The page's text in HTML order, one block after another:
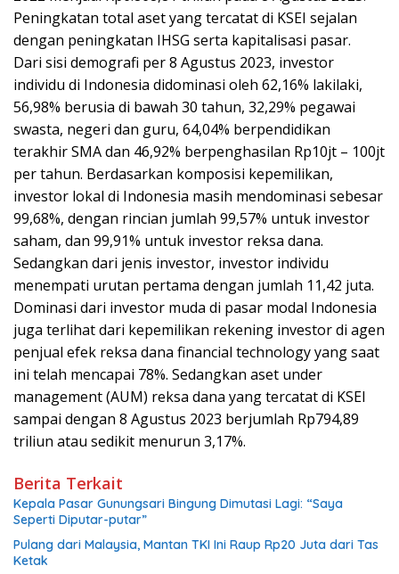
Peningkatan total aset yang tercatat di KSEI sejalan
dengan peningkatan IHSG serta kapitalisasi pasar.
Dari sisi demografi per 8 Agustus 2023, investor
individu di Indonesia didominasi oleh 62,16% lakilaki,
56,98% berusia di bawah 30 tahun, 32,29% pegawai
swasta, negeri dan guru, 64,04% berpendidikan
terakhir SMA dan 46,92% berpenghasilan Rp10jt – 100jt
per tahun. Berdasarkan komposisi kepemilikan,
investor lokal di Indonesia masih mendominasi sebesar
99,68%, dengan rincian jumlah 99,57% untuk investor
saham, dan 99,91% untuk investor reksa dana.
Sedangkan dari jenis investor, investor individu
menempati urutan pertama dengan jumlah 11,42 juta.
Dominasi dari investor muda di pasar modal Indonesia
juga terlihat dari kepemilikan rekening investor di agen
penjual efek reksa dana financial technology yang saat
ini telah mencapai 78%. Sedangkan aset under
management (AUM) reksa dana yang tercatat di KSEI
sampai dengan 8 Agustus 2023 berjumlah Rp794,89
triliun atau sedikit menurun 3,17%.
Berita Terkait
Kepala Pasar Gunungsari Bingung Dimutasi Lagi: “Saya
Seperti Diputar-putar”
Pulang dari Malaysia, Mantan TKI Ini Raup Rp20 Juta dari Tas
Ketak